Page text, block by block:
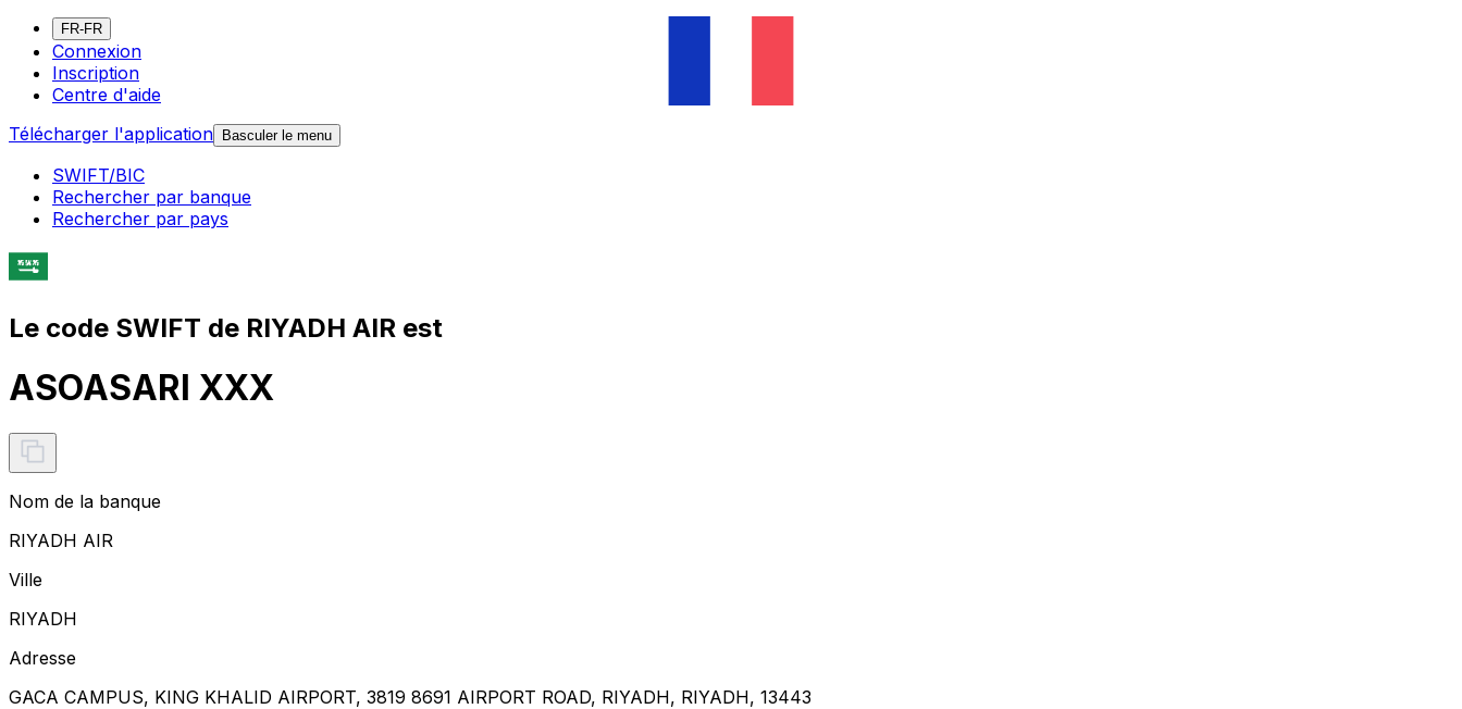
FR-FR
Connexion
Inscription
Centre d'aide
Télécharger l'application Basculer le menu
SWIFT/BIC
Rechercher par banque
Rechercher par pays
Le code SWIFT de RIYADH AIR est
ASOASARI XXX
Nom de la banque
RIYADH AIR
Ville
RIYADH
Adresse
GACA CAMPUS, KING KHALID AIRPORT, 3819 8691 AIRPORT ROAD, RIYADH, RIYADH, 13443